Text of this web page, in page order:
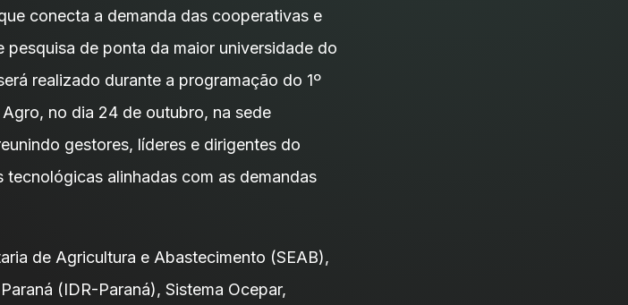
conecta a demanda das cooperativas e
de ponta da maior universidade do
realizado durante a programação do 1º
no dia 24 de outubro, na sede
gestores, líderes e dirigentes do
alinhadas com as demandas
de Agricultura e Abastecimento (SEAB),
(IDR-Paraná), Sistema Ocepar,